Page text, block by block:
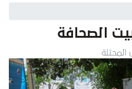
الصحافة